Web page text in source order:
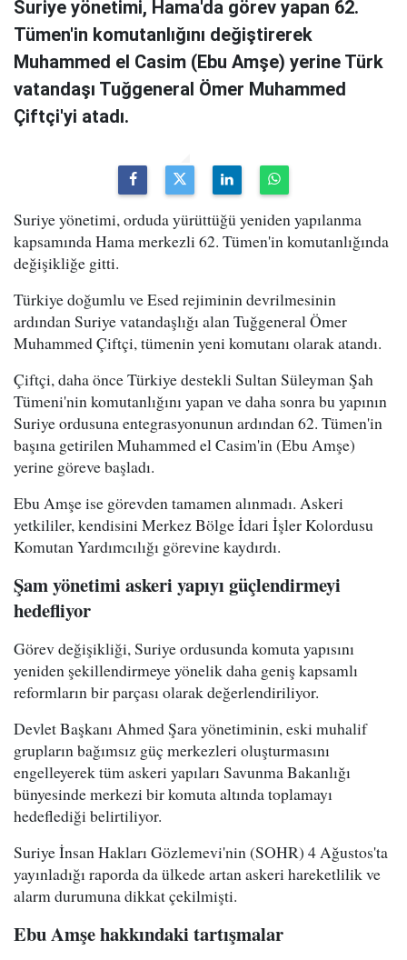
Suriye yönetimi, Hama'da görev yapan 62.
Tümen'in komutanlığını değiştirerek
Muhammed el Casim (Ebu Amşe) yerine Türk
vatandaşı Tuğgeneral Ömer Muhammed
Çiftçi'yi atadı.
Suriye yönetimi, orduda yürüttüğü yeniden yapılanma
kapsamında Hama merkezli 62. Tümen'in komutanlığında
değişikliğe gitti.
Türkiye doğumlu ve Esed rejiminin devrilmesinin
ardından Suriye vatandaşlığı alan Tuğgeneral Ömer
Muhammed Çiftçi, tümenin yeni komutanı olarak atandı.
Çiftçi, daha önce Türkiye destekli Sultan Süleyman Şah
Tümeni'nin komutanlığını yapan ve daha sonra bu yapının
Suriye ordusuna entegrasyonunun ardından 62. Tümen'in
başına getirilen Muhammed el Casim'in (Ebu Amşe)
yerine göreve başladı.
Ebu Amşe ise görevden tamamen alınmadı. Askeri
yetkililer, kendisini Merkez Bölge İdari İşler Kolordusu
Komutan Yardımcılığı görevine kaydırdı.
Şam yönetimi askeri yapıyı güçlendirmeyi
hedefliyor
Görev değişikliği, Suriye ordusunda komuta yapısını
yeniden şekillendirmeye yönelik daha geniş kapsamlı
reformların bir parçası olarak değerlendiriliyor.
Devlet Başkanı Ahmed Şara yönetiminin, eski muhalif
grupların bağımsız güç merkezleri oluşturmasını
engelleyerek tüm askeri yapıları Savunma Bakanlığı
bünyesinde merkezi bir komuta altında toplamayı
hedeflediği belirtiliyor.
Suriye İnsan Hakları Gözlemevi'nin (SOHR) 4 Ağustos'ta
yayınladığı raporda da ülkede artan askeri hareketlilik ve
alarm durumuna dikkat çekilmişti.
Ebu Amşe hakkındaki tartışmalar